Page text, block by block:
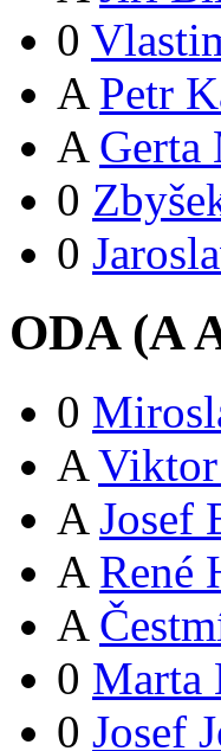
0
A Petr
A Gerta
0
0
ODA (A
0
A
A Josef
A René
A
0 Marta
0 Josef